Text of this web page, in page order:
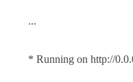
...
* Running on http://